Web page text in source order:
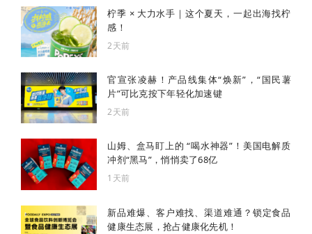
柠季 × 大力水手｜这个夏天，一起出海找柠
感！
2天前
官宣张凌赫！产品线集体“焕新”，“国民薯
片”可比克按下年轻化加速键
2天前
山姆、盒马盯上的 “喝水神器”！美国电解质
冲剂“黑马”，悄悄卖了68亿
1天前
新品难爆、客户难找、渠道难通？锁定食品
健康生态展，抢占健康化先机！